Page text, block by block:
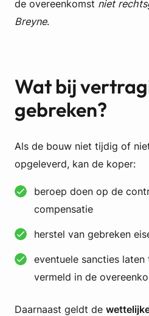
de overeenkomst niet
Breyne.
Wat bij
gebreken?
Als de bouw niet tijdig of
opgeleverd, kan de koper:
beroep doen op de
compensatie
herstel van gebreken
eventuele sancties laten
vermeld in de
Daarnaast geldt de